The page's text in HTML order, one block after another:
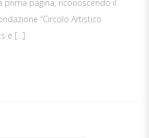
prima pagina, riconoscendo il
“Circolo Artistico
e […]